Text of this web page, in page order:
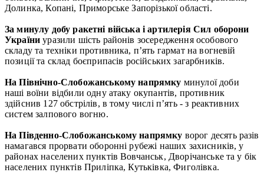
Долинка, Копані, Приморське Запорізької області.
За минулу добу ракетні війська і артилерія Сил оборони
Україниуразили шість районів зосередження особового
складу та техніки противника, п’ять гармат на вогневій
позиції та склад боєприпасів російських загарбників.
На Північно-Слобожанському напрямку минулої доби
наші воїни відбили одну атаку окупантів, противник
здійснив 127 обстрілів, в тому числі п’ять - з реактивних
систем залпового вогню.
На Південно-Слобожанському напрямку ворог десять разів
намагався прорвати оборонні рубежі наших захисників, у
районах населених пунктів Вовчанськ, Дворічанське та у бік
населених пунктів Приліпка, Кутьківка, Фиголівка.